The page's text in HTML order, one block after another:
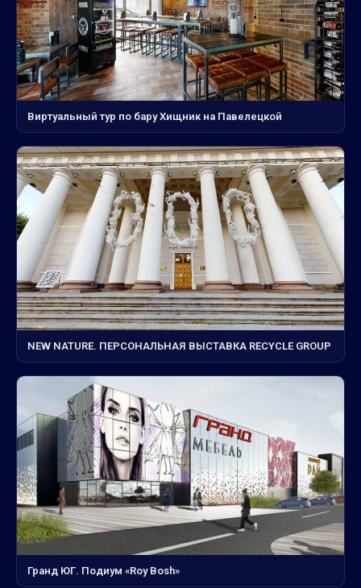
Виртуальный тур по бару Хищник на Павелецкой
NEW NATURE. ПЕРСОНАЛЬНАЯ ВЫСТАВКА RECYCLE GROUP
Гранд ЮГ. Подиум «Roy Bosh»